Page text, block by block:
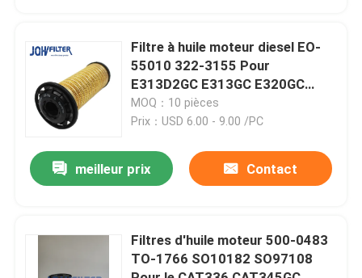
Contrôle de la qualité
Nous contacter
Nouvelles
Excavatrice Air Filter
Filtre à huile moteur diesel EO-
55010 322-3155 Pour
E313D2GC E313GC E320GC
E320D2GC E323GC E326GC
E326D2 E330
MOQ：10 pièces
Prix：USD 6.00 - 9.00 /PC
meilleur prix Contact
Filtres d'huile moteur 500-0483
TO-1766 SO10182 SO97108